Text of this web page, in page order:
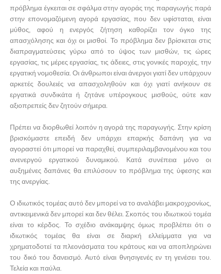
πρόβλημα έγκειται σε σφάλμα στην αγοράς της παραγωγής παρά
στην επονομαζόμενη αγορά εργασίας, που δεν υφίσταται, είναι
μύθος, αφού η ενεργός ζήτηση καθορίζει τον όγκο της
απασχόλησης και όχι οι μισθοί. Το πρόβλημα δεν βρίσκεται στις
διαπραγματεύσεις γύρω από το ύψος των μισθών, τις ώρες
εργασίας, τις μέρες εργασίας, τις άδειες, στις γονικές παροχές, την
εργατική νομοθεσία. Οι άνθρωποι είναι άνεργοι γιατί δεν υπάρχουν
αρκετές δουλειές να απασχοληθούν και όχι γιατί ανήκουν σε
εργατικά συνδικάτα ή ζητάνε υπέρογκους μισθούς, ούτε καν
αξιοπρεπείς δεν ζητούν σήμερα.
Πρέπει να διορθωθεί λοιπόν η αγορά της παραγωγής. Στην κρίση
βρισκόμαστε επειδή δεν υπάρχει επαρκής δαπάνη για να
αγοραστεί ότι μπορεί να παραχθεί, συμπεριλαμβανομένου και του
ανενεργού εργατικού δυναμικού. Κατά συνέπεια μόνο οι
αυξημένες δαπάνες θα επιλύσουν το πρόβλημα της ύφεσης και
της ανεργίας.
Ο ιδιωτικός τομέας αυτό δεν μπορεί να το αναλάβει μακροχρονίως,
αντικειμενικά δεν μπορεί και δεν θέλει. Σκοπός του ιδιωτικού τομέα
είναι το κέρδος. Το σχέδιο ανάκαμψης όμως προβλέπει ότι ο
ιδιωτικός τομέας θα είναι σε διαρκή ελλείμματα για να
χρηματοδοτεί τα πλεονάσματα του κράτους και να αποπληρώνει
του δικό του δανεισμό. Αυτό είναι θνησιγενές εν τη γενέσει του.
Τελεία και παύλα.